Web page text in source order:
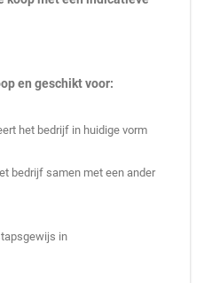
en geschikt voor:
het bedrijf in huidige vorm
bedrijf samen met een ander
in